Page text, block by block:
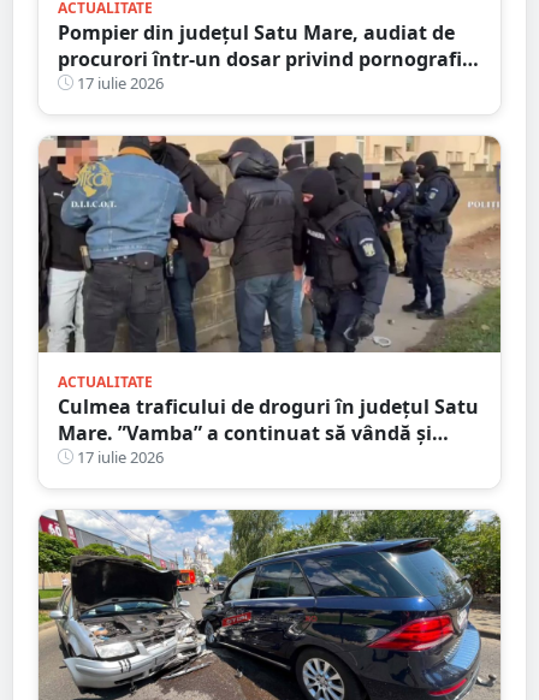
ACTUALITATE
Pompier din județul Satu Mare, audiat de
procurori într-un dosar privind pornografia
infantilă
17 iulie 2026
ACTUALITATE
Culmea traficului de droguri în județul Satu
Mare. ”Vamba” a continuat să vândă și
după ce a fost prins
17 iulie 2026